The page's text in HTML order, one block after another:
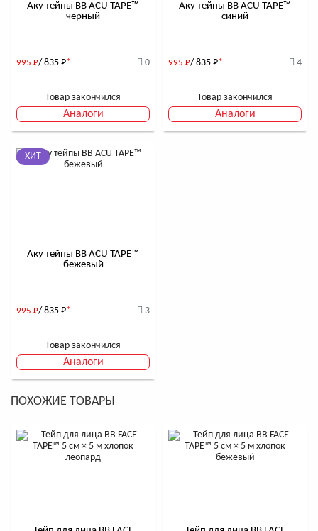
Аку тейпы BB ACU TAPE™
черный
995 Р/ 835 Р* 0
Товар закончился
Аналоги
Аку тейпы BB ACU TAPE™
синий
995 Р/ 835 Р* 4
Товар закончился
Аналоги
ХИТ
Аку тейпы BB ACU TAPE™
бежевый
995 Р/ 835 Р* 3
Товар закончился
Аналоги
ПОХОЖИЕ ТОВАРЫ